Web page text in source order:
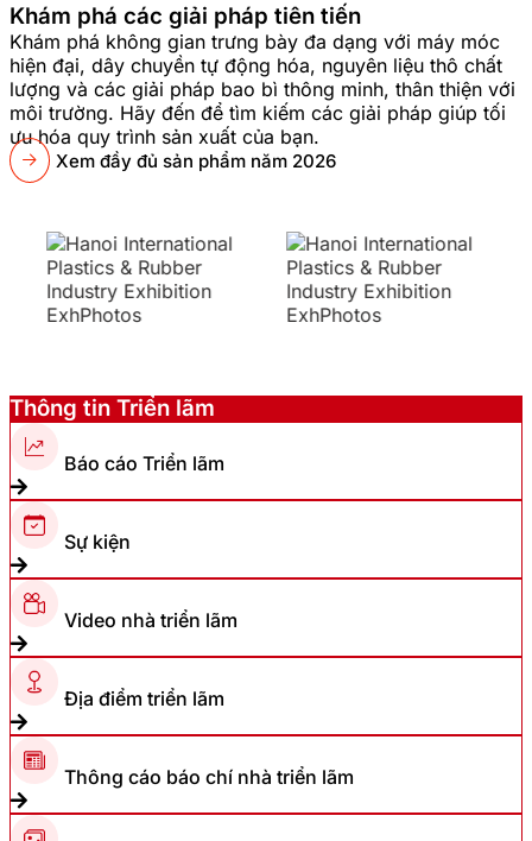
Khám phá các giải pháp tiên tiến
Khám phá không gian trưng bày đa dạng với máy móc
hiện đại, dây chuyền tự động hóa, nguyên liệu thô chất
lượng và các giải pháp bao bì thông minh, thân thiện với
môi trường. Hãy đến để tìm kiếm các giải pháp giúp tối
ưu hóa quy trình sản xuất của bạn.
Xem đầy đủ sản phẩm năm 2026
Thông tin Triển lãm
Báo cáo Triển lãm
Sự kiện
Video nhà triển lãm
Địa điểm triển lãm
Thông cáo báo chí nhà triển lãm